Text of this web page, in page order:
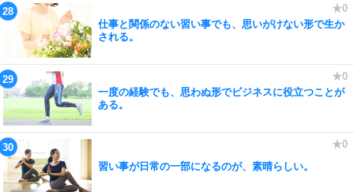
仕事と関係のない習い事でも、思いがけない形で生か
される。
一度の経験でも、思わぬ形でビジネスに役立つことが
ある。
習い事が日常の一部になるのが、素晴らしい。